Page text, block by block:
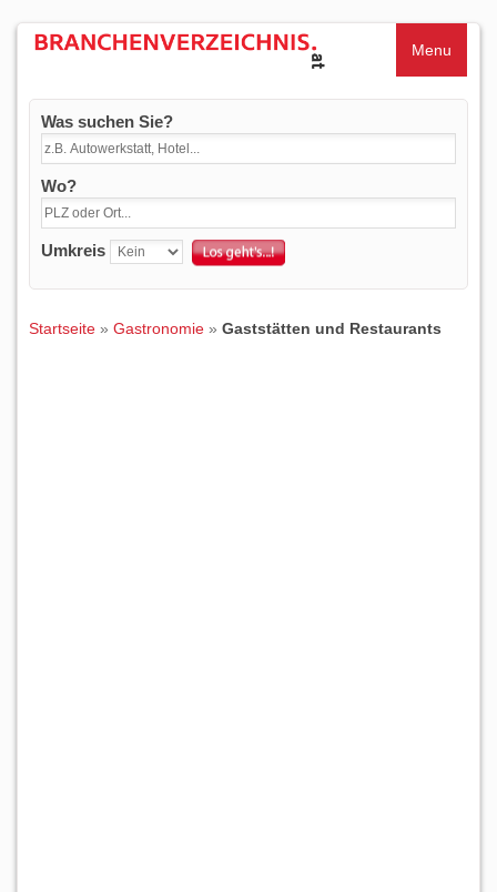
Menu
Was suchen Sie?
Wo?
Umkreis
Startseite » Gastronomie » Gaststätten und Restaurants